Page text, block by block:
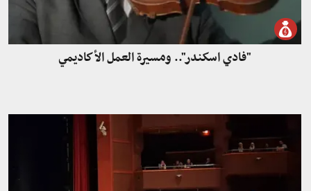
"فادي اسكندر".. ومسيرة العمل الأكاديمي